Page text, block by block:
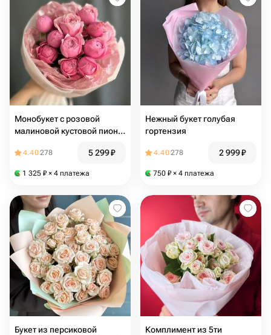
Монобукет с розовой
малиновой кустовой пион
mini4.40278 5 299₽
1 325 ₽ × 4 платежа
Нежный букет голубая
гортензия
4.40278 2 999₽
750 ₽ × 4 платежа
Букет из персиковой
Комплимент из 5ти